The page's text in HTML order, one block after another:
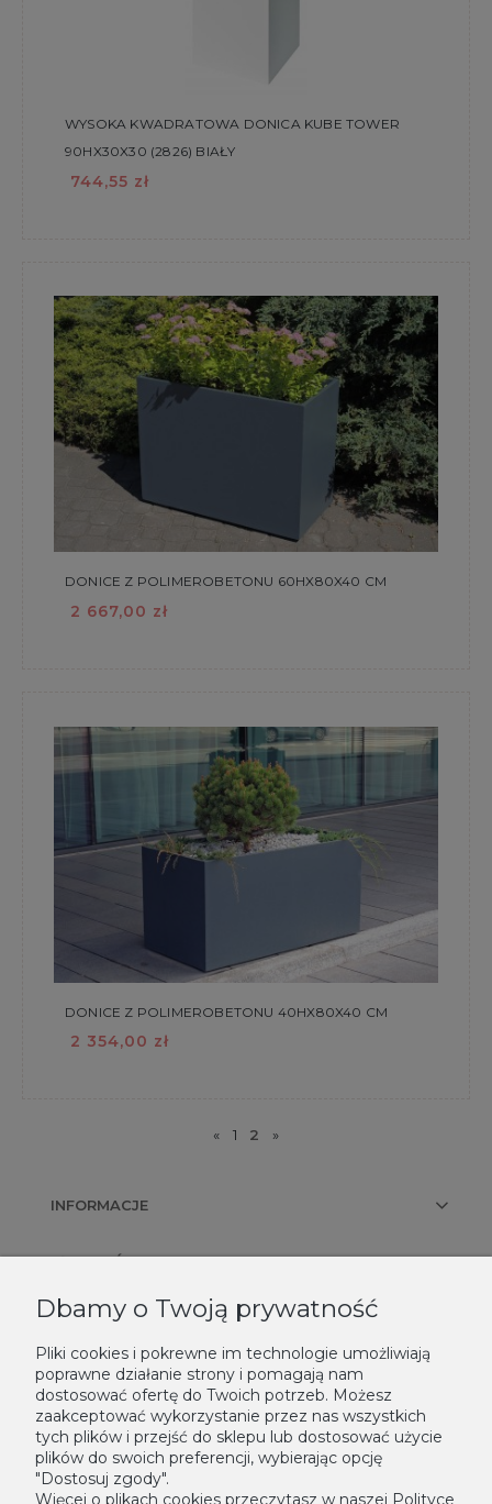
WYSOKA KWADRATOWA DONICA KUBE TOWER
90HX30X30 (2826) BIAŁY
744,55 zł
DONICE Z POLIMEROBETONU 60HX80X40 CM
2 667,00 zł
DONICE Z POLIMEROBETONU 40HX80X40 CM
2 354,00 zł
« 1 2 »
INFORMACJE
PŁATNOŚCI I DOSTAWA
KONTAKT
NEWSLETTER
Podaj swój adres e-mail, jeżeli chcesz otrzymywać informacje o
nowościach i promocjach.
Zapisz się
Dbamy o Twoją prywatność
Pliki cookies i pokrewne im technologie umożliwiają
poprawne działanie strony i pomagają nam
dostosować ofertę do Twoich potrzeb. Możesz
zaakceptować wykorzystanie przez nas wszystkich
tych plików i przejść do sklepu lub dostosować użycie
plików do swoich preferencji, wybierając opcję
"Dostosuj zgody".
Więcej o plikach cookies przeczytasz w naszej Polityce